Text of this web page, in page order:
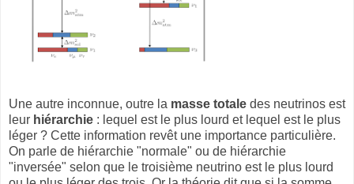
Une autre inconnue, outre la masse totale des neutrinos est
leur hiérarchie : lequel est le plus lourd et lequel est le plus
léger ? Cette information revêt une importance particulière.
On parle de hiérarchie "normale" ou de hiérarchie
"inversée" selon que le troisième neutrino est le plus lourd